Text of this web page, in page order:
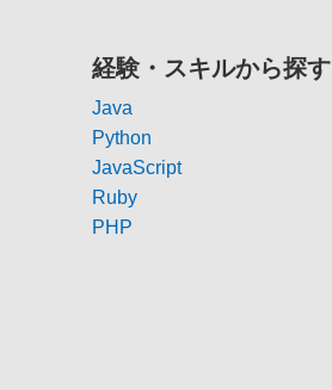
経験・スキルから探す
Java
Python
JavaScript
Ruby
PHP